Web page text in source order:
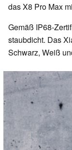
das X8 Pro Max
Gemäß IP68-
staubdicht. Das
Schwarz, Weiß